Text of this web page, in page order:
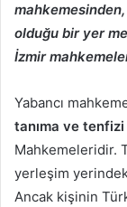
olduğu bir yer
İzmir
Yabancı
tanıma ve tenfizi
Mahkemeleridir.
yerleşim
Ancak kişinin